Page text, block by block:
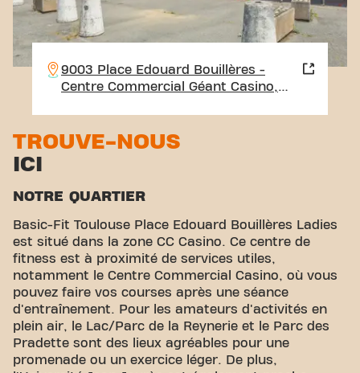
9003 Place Edouard Bouillères -
Centre Commercial Géant Casino,
TROUVE-NOUS
ICI
NOTRE QUARTIER
Basic-Fit Toulouse Place Edouard Bouillères Ladies
est situé dans la zone CC Casino. Ce centre de
fitness est à proximité de services utiles,
notamment le Centre Commercial Casino, où vous
pouvez faire vos courses après une séance
d'entraînement. Pour les amateurs d'activités en
plein air, le Lac/Parc de la Reynerie et le Parc des
Pradette sont des lieux agréables pour une
promenade ou un exercice léger. De plus,